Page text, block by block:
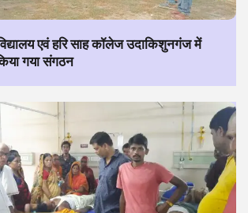
एवं हरि साह कॉलेज उदाकिशुनगंज में
गया संगठन